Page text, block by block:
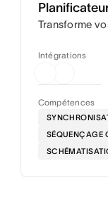
Transforme
Compétences
SÉQUENÇAGE
Intégrations